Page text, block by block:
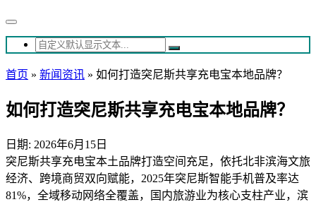
首页 » 新闻资讯 » 如何打造突尼斯共享充电宝本地品牌？
如何打造突尼斯共享充电宝本地品牌？
日期: 2026年6月15日
突尼斯共享充电宝本土品牌打造空间充足，依托北非滨海文旅
经济、跨境商贸双向赋能，2025年突尼斯智能手机普及率达
81%，全域移动网络全覆盖，国内旅游业为核心支柱产业，滨